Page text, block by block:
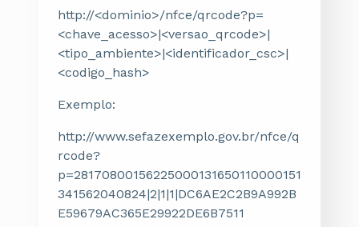
http://<dominio>/nfce/qrcode?p=
<chave_acesso>|<versao_qrcode>|
<tipo_ambiente>|<identificador_csc>|
<codigo_hash>
Exemplo:
http://www.sefazexemplo.gov.br/nfce/q
rcode?
p=28170800156225000131650110000151
341562040824|2|1|1|DC6AE2C2B9A992B
E59679AC365E29922DE6B7511